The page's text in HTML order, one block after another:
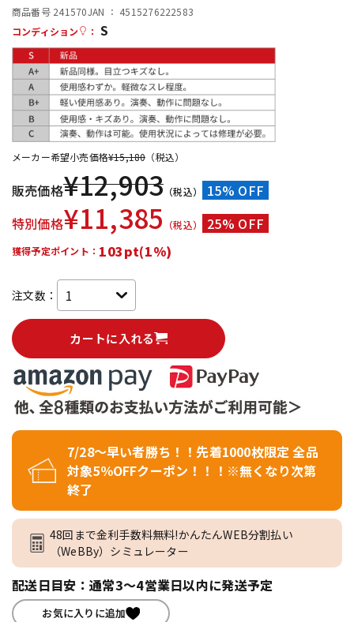
配信/ライブ機器
中古 ヴィンテージ
商品番号 241570JAN ： 4515276222583
コンディション
： S
メーカー希望小売価格¥15,180 （税込）
販売価格¥12,903 （税込）
15% OFF
特別価格¥11,385 （税込） 25% OFF
獲得予定ポイント： 103pt(1%)
注文数：
カートに入れる
7/28～早い者勝ち！！先着1000枚限定 全品
対象5％OFFクーポン！！！※無くなり次第
終了
48回まで金利手数料無料!かんたんWEB分割払い
（WeBBy）シミュレーター
配送日目安：通常3～4営業日以内に発送予定
お気に入りに追加